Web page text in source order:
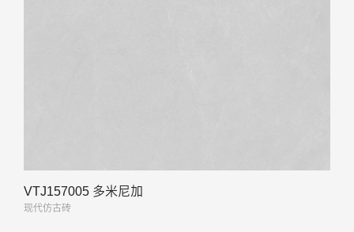
VTJ157005 多米尼加
现代仿古砖